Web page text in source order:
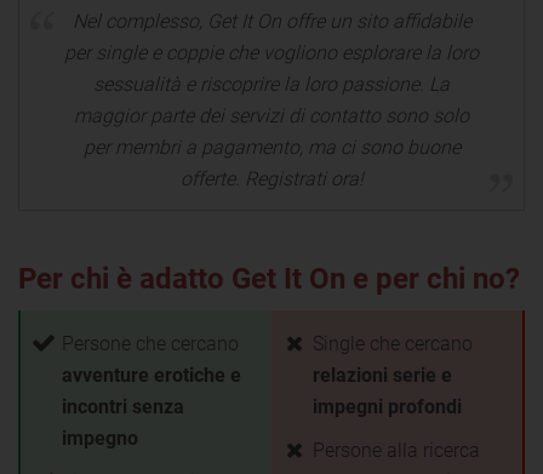
Nel complesso, Get It On offre un sito affidabile
per single e coppie che vogliono esplorare la loro
sessualità e riscoprire la loro passione. La
maggior parte dei servizi di contatto sono solo
per membri a pagamento, ma ci sono buone
offerte. Registrati ora!
Per chi è adatto Get It On e per chi no?
Persone che cercano
avventure erotiche e
incontri senza
impegno
Single che cercano
relazioni serie e
impegni profondi
Persone alla ricerca